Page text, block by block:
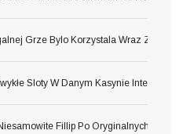
Grze Bylo Korzystala Wraz Ze
Sloty W Danym Kasynie
Fillip Po Oryginalnych